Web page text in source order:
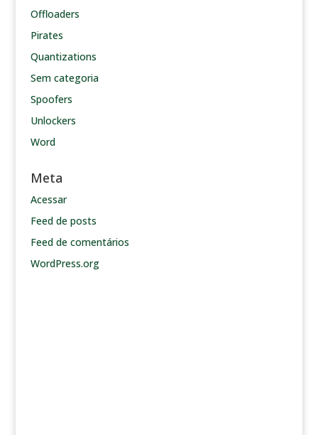
Offloaders
Pirates
Quantizations
Sem categoria
Spoofers
Unlockers
Word
Meta
Acessar
Feed de posts
Feed de comentários
WordPress.org